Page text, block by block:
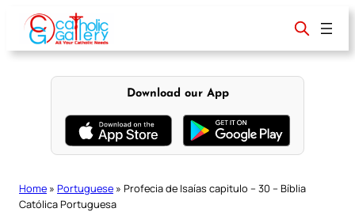
content
Download our App
Home » Portuguese » Profecia de Isaías capitulo – 30 – Bíblia
Católica Portuguesa